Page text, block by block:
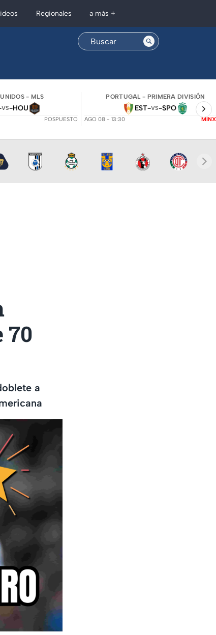
Regionales a más +
- MLS
VS-HOU
POSPUESTO
PORTUGAL - PRIMERA DIVISIÓN
EST-VS-SPO
AGO 08 - 13:30
70
a